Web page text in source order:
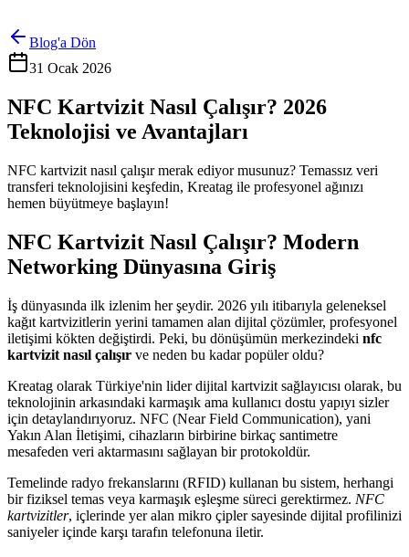
Blog'a Dön
31 Ocak 2026
NFC Kartvizit Nasıl Çalışır? 2026
Teknolojisi ve Avantajları
NFC kartvizit nasıl çalışır merak ediyor musunuz? Temassız veri
transferi teknolojisini keşfedin, Kreatag ile profesyonel ağınızı
hemen büyütmeye başlayın!
NFC Kartvizit Nasıl Çalışır? Modern
Networking Dünyasına Giriş
İş dünyasında ilk izlenim her şeydir. 2026 yılı itibarıyla geleneksel
kağıt kartvizitlerin yerini tamamen alan dijital çözümler, profesyonel
iletişimi kökten değiştirdi. Peki, bu dönüşümün merkezindeki nfc
kartvizit nasıl çalışır ve neden bu kadar popüler oldu?
Kreatag olarak Türkiye'nin lider dijital kartvizit sağlayıcısı olarak, bu
teknolojinin arkasındaki karmaşık ama kullanıcı dostu yapıyı sizler
için detaylandırıyoruz. NFC (Near Field Communication), yani
Yakın Alan İletişimi, cihazların birbirine birkaç santimetre
mesafeden veri aktarmasını sağlayan bir protokoldür.
Temelinde radyo frekanslarını (RFID) kullanan bu sistem, herhangi
bir fiziksel temas veya karmaşık eşleşme süreci gerektirmez. NFC
kartvizitler, içlerinde yer alan mikro çipler sayesinde dijital profilinizi
saniyeler içinde karşı tarafın telefonuna iletir.